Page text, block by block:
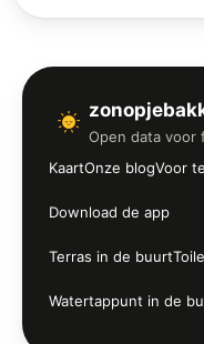
Open data voor
KaartOnze blogVoor
Download de app
Terras in de buurt
Watertappunt in de